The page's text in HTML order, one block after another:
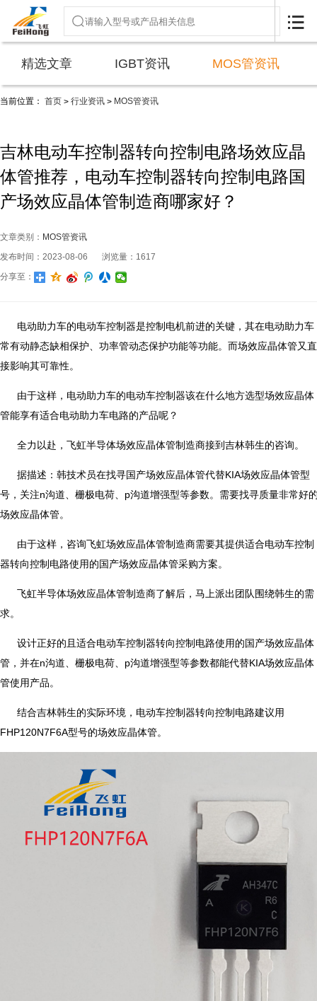

精选文章 IGBT资讯 MOS管资讯
当前位置： 首页 > 行业资讯 > MOS管资讯
吉林电动车控制器转向控制电路场效应晶
体管推荐，电动车控制器转向控制电路国
产场效应晶体管制造商哪家好？
文章类别： MOS管资讯
发布时间：2023-08-06
浏览量：1617
分享至：
电动助力车的电动车控制器是控制电机前进的关键，其在电动助力车
常有动静态缺相保护、功率管动态保护功能等功能。而场效应晶体管又直
接影响其可靠性。
由于这样，电动助力车的电动车控制器该在什么地方选型场效应晶体
管能享有适合电动助力车电路的产品呢？
全力以赴，飞虹半导体场效应晶体管制造商接到吉林韩生的咨询。
据描述：韩技术员在找寻国产场效应晶体管代替KIA场效应晶体管型
号，关注n沟道、栅极电荷、p沟道增强型等参数。需要找寻质量非常好
场效应晶体管。
由于这样，咨询飞虹场效应晶体管制造商需要其提供适合电动车控制
器转向控制电路使用的国产场效应晶体管采购方案。
飞虹半导体场效应晶体管制造商了解后，马上派出团队围绕韩生的需
求。
设计正好的且适合电动车控制器转向控制电路使用的国产场效应晶体
管，并在n沟道、栅极电荷、p沟道增强型等参数都能代替KIA场效应晶体
管使用产品。
结合吉林韩生的实际环境，电动车控制器转向控制电路建议用
FHP120N7F6A型号的场效应晶体管。